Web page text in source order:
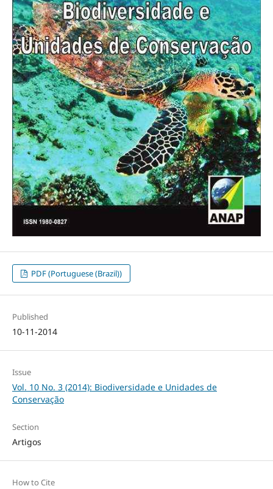
PDF (Portuguese (Brazil))
Published
10-11-2014
Issue
Vol. 10 No. 3 (2014): Biodiversidade e Unidades de
Conservação
Section
Artigos
How to Cite